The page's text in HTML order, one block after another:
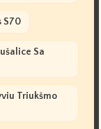
S70
Sa
Triukšmo